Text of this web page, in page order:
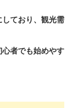
ており、観光需
者でも始めやす